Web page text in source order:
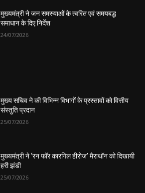
मुख्यमंत्री ने जन समस्याओं के त्वरित एवं समयबद्ध
समाधान के दिए निर्देश
24/07/2026
मुख्य सचिव ने की विभिन्न विभागों के प्रस्तावों को वित्तीय
संस्तुति प्रदान
25/07/2026
मुख्यमंत्री ने ‘रन फॉर कारगिल हीरोज’ मैराथॉन को दिखायी
हरी झंडी
25/07/2026